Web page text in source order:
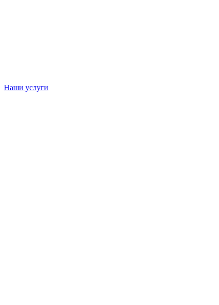
Наши услуги